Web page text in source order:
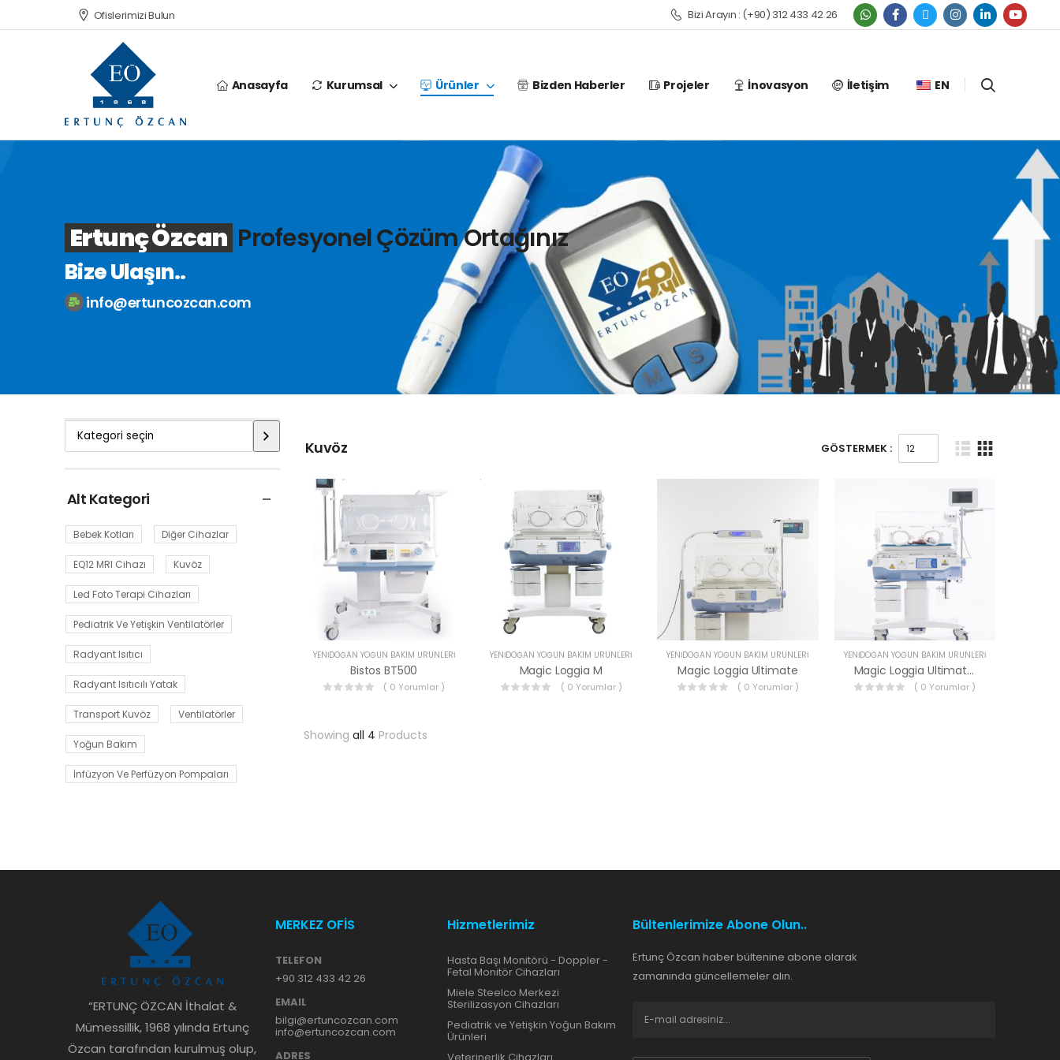
Ofislerimizi Bulun Bizi Arayın : (+90) 312 433 42 26
Anasayfa Kurumsal Ürünler Bizden Haberler Projeler İnovasyon İletişim EN
Ertunç Özcan Profesyonel Çözüm Ortağınız
Bize Ulaşın..
info@ertuncozcan.com
Alt Kategori
Bebek Kotları Diğer Cihazlar
EQ12 MRI Cihazı Kuvöz
Led Foto Terapi Cihazları
Pediatrik Ve Yetişkin Ventilatörler
Radyant Isıtıcı
Radyant Isıtıcılı Yatak
Transport Kuvöz Ventilatörler
Yoğun Bakım
İnfüzyon Ve Perfüzyon Pompaları
Kuvöz GÖSTERMEK :
YENIDOĞAN YOĞUN BAKIM ÜRÜNLERI
Bistos BT500
( 0 Yorumlar )
YENIDOĞAN YOĞUN BAKIM ÜRÜNLERI
Magic Loggia M
( 0 Yorumlar )
YENIDOĞAN YOĞUN BAKIM ÜRÜNLERI
Magic Loggia Ultimate
( 0 Yorumlar )
YENIDOĞAN YOĞUN BAKIM ÜRÜNLERI
Magic Loggia Ultimate M
( 0 Yorumlar )
Showing all 4 Products
“ERTUNÇ ÖZCAN İthalat &
Mümessillik, 1968 yılında Ertunç
Özcan tarafından kurulmuş olup,
MERKEZ OFİS
TELEFON
+90 312 433 42 26
EMAIL
bilgi@ertuncozcan.com
info@ertuncozcan.com
ADRES
Hizmetlerimiz
Hasta Başı Monitörü - Doppler -
Fetal Monitör Cihazları
Miele Steelco Merkezi
Sterilizasyon Cihazları
Pediatrik ve Yetişkin Yoğun Bakım
Ürünleri
Bültenlerimize Abone Olun..
Ertunç Özcan haber bültenine abone olarak
zamanında güncellemeler alın.